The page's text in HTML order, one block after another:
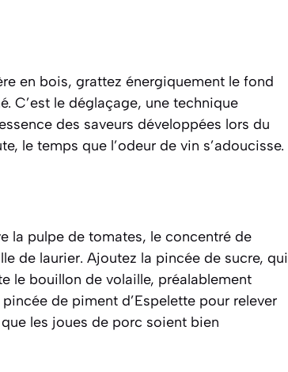
en bois, grattez énergiquement le fond
C’est le déglaçage, une technique
des saveurs développées lors du
le temps que l’odeur de vin s’adoucisse.
la pulpe de tomates, le concentré de
de laurier. Ajoutez la pincée de sucre, qui
le bouillon de volaille, préalablement
de piment d’Espelette pour relever
les joues de porc soient bien